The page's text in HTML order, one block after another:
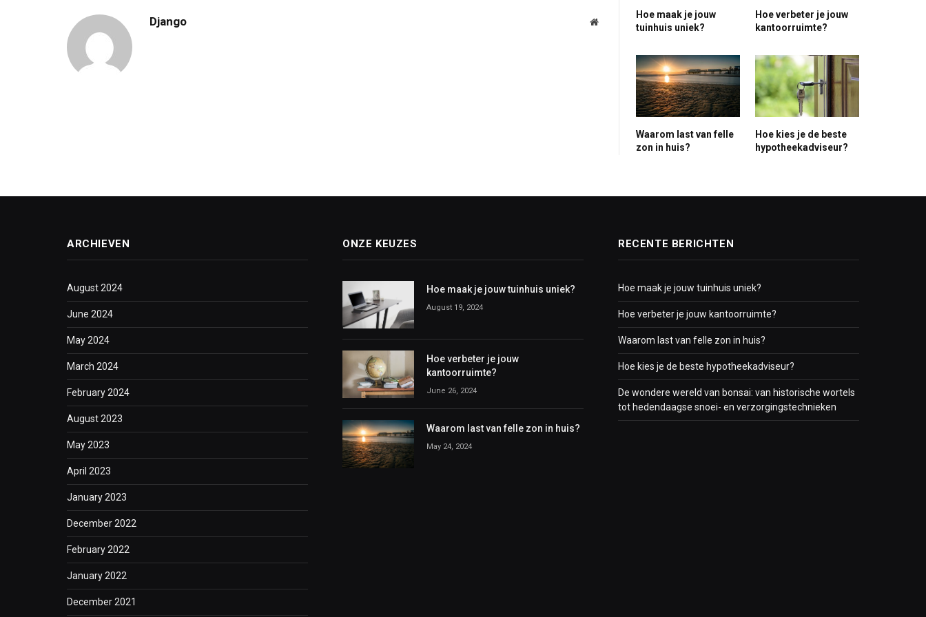
Django Website
Hoe maak je jouw
tuinhuis uniek?
Hoe verbeter je jouw
kantoorruimte?
Waarom last van felle
zon in huis?
Hoe kies je de beste
hypotheekadviseur?
ARCHIEVEN
August 2024
June 2024
May 2024
March 2024
February 2024
August 2023
May 2023
April 2023
January 2023
December 2022
February 2022
January 2022
December 2021
ONZE KEUZES
Hoe maak je jouw tuinhuis uniek?
August 19, 2024
Hoe verbeter je jouw
kantoorruimte?
June 26, 2024
Waarom last van felle zon in huis?
May 24, 2024
RECENTE BERICHTEN
Hoe maak je jouw tuinhuis uniek?
Hoe verbeter je jouw kantoorruimte?
Waarom last van felle zon in huis?
Hoe kies je de beste hypotheekadviseur?
De wondere wereld van bonsai: van historische wortels
tot hedendaagse snoei- en verzorgingstechnieken